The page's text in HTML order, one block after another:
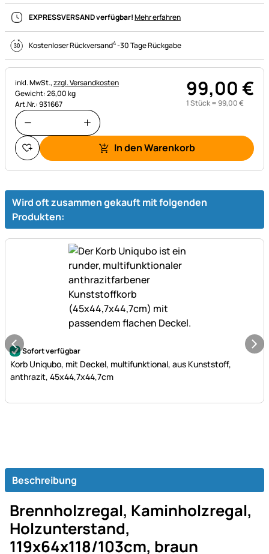
EXPRESSVERSAND verfügbar!Mehr erfahren
Kostenloser Rückversand4-30 Tage Rückgabe
Steuerhinweis:
inkl. MwSt.,zzgl. Versandkosten
Gewicht: 26,00 kg
Art.Nr.: 931667
99,00€
1 Stück =99,00€
In den Warenkorb
Wird oft zusammen gekauft mit folgenden
Produkten:
Noch keine Bewertungen abgegeben
Sofort verfügbar
Korb Uniqubo, mit Deckel, multifunktional, aus Kunststoff,
anthrazit, 45x44,7x44,7cm
Beschreibung
Brennholzregal, Kaminholzregal,
Holzunterstand,
119x64x118/103cm, braun